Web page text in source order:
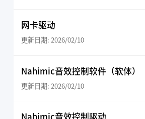
网卡驱动
更新日期: 2026/02/10
Nahimic音效控制软件（软体）
更新日期: 2026/02/10
Nahimic音效控制驱动